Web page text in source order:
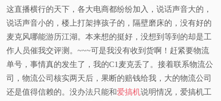
快
讯
评
测
这直播横行的天下，各大电商都纷纷加入，说话声音大的，
说话声音小的，楼上打架摔孩子的，隔壁磨床的，没有好的
麦克风哪能游历江湖。本来想的挺好，没想到等到的却是工
作人员催我交评测。~~~可是我没有收到货啊！赶紧要物流
单号，事情真的发生了，我的C1麦克丢了。接着联系物流公
司，物流公司核实两天后，果断的赔钱给我，大的物流公司
还是值得信赖的。没办法只能和爱搞机说明情况，爱搞机工